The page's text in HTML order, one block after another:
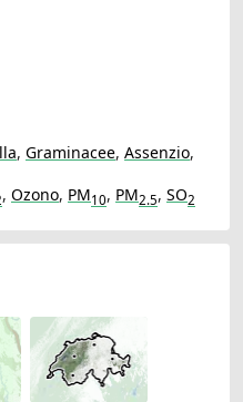
, Graminacee, Assenzio,
, Ozono, PM10, PM2.5, SO2